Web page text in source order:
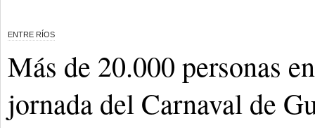
ENTRE RÍOS
Más de 20.000 personas
jornada del Carnaval de